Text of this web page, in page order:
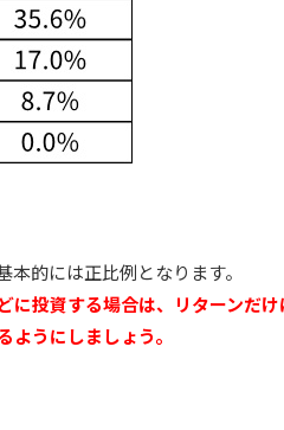
的には正比例となります。
に投資する場合は、リターンだ
ようにしましょう。